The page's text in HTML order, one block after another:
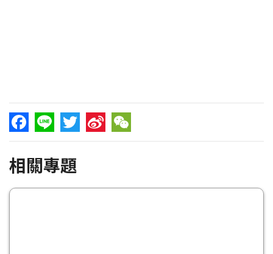
Facebook
Line TwitterSina WeChat
相關專題